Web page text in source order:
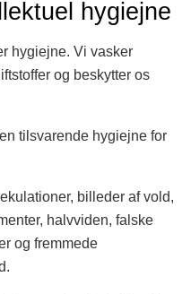
hygiejne
hygiejne. Vi vasker
og beskytter os
tilsvarende hygiejne for
billeder af vold,
halvviden, falske
og fremmede